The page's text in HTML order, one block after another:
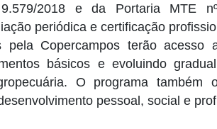
2018 e da Portaria MTE
periódica e certificação
Copercampos terão acesso
básicos e evoluindo
O programa também
pessoal, social e